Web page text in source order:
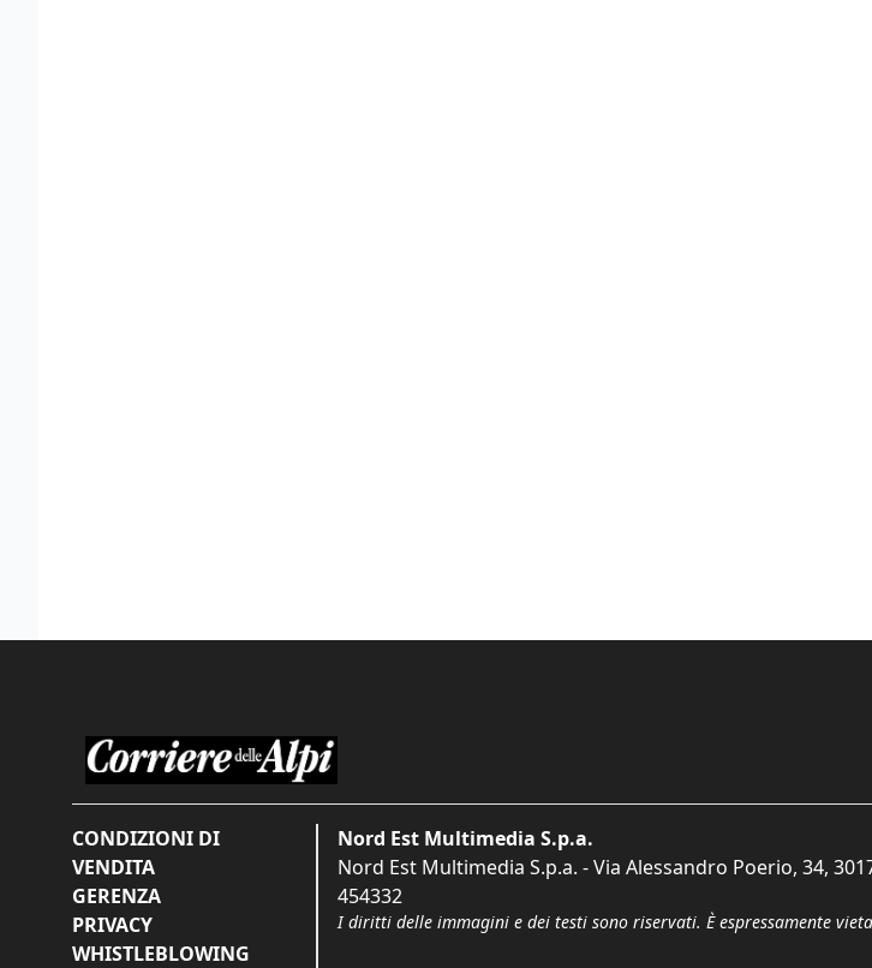
CONDIZIONI DI
VENDITA
GERENZA
PRIVACY
WHISTLEBLOWING
Nord Est Multimedia S.p.a.
Nord Est Multimedia S.p.a. - Via Alessandro Poerio, 34,
454332
I diritti delle immagini e dei testi sono riservati. È espressamente